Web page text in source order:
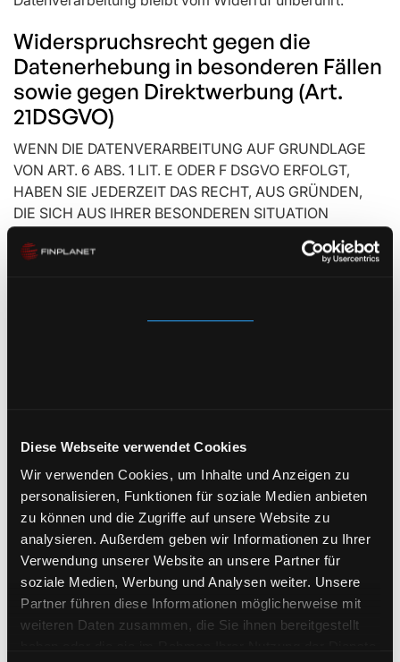
Diese Webseite verwendet Cookies
Wir verwenden Cookies, um Inhalte und Anzeigen zu
personalisieren, Funktionen für soziale Medien anbieten
zu können und die Zugriffe auf unsere Website zu
analysieren. Außerdem geben wir Informationen zu Ihrer
Verwendung unserer Website an unsere Partner für
soziale Medien, Werbung und Analysen weiter. Unsere
Partner führen diese Informationen möglicherweise mit
weiteren Daten zusammen, die Sie ihnen bereitgestellt
Widerspruchsrecht gegen die
Datenerhebung in besonderen Fällen
sowie gegen Direktwerbung (Art.
21DSGVO)
WENN DIE DATENVERARBEITUNG AUF GRUNDLAGE
VON ART. 6 ABS. 1 LIT. E ODER F DSGVO ERFOLGT,
HABEN SIE JEDERZEIT DAS RECHT, AUS GRÜNDEN,
DIE SICH AUS IHRER BESONDEREN SITUATION
PERSONENBEZOGENEN DATEN WIDERSPRUCH
JEWEILIGE RECHTSGRUNDLAGE, AUF DENEN EINE
ZWINGENDE SCHUTZWÜRDIGE GRÜNDE FÜR DIE
VERARBEITUNG NACHWEISEN, DIE IHRE INTERESSEN,
RECHTE UND FREIHEITEN ÜBERWIEGEN ODER DIE
VERARBEITUNG DIENT DER GELTENDMACHUNG,
AUSÜBUNG ODER VERTEIDIGUNG VON
RECHTSANSPRÜCHEN (WIDERSPRUCH NACH ART. 21
ABS. 1 DSGVO).
WERDEN IHRE PERSONENBEZOGENEN DATEN
VERARBEITET, UM DIREKTWERBUNG ZU BETREIBEN,